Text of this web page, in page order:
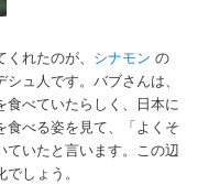
れたのが、 シナモン の
ュ人です。バブさんは、
べていたらしく、日本に
べる姿を見て、「よくそ
ていたと言います。この辺
しょう。